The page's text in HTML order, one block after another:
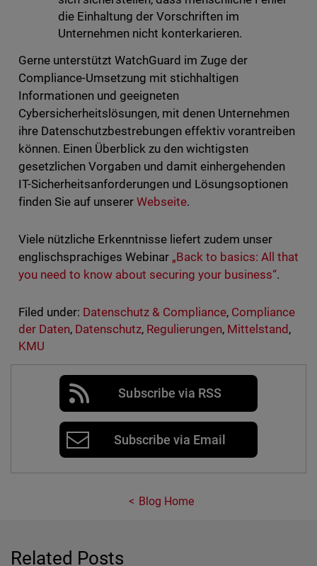
die Einhaltung der Vorschriften im
Unternehmen nicht konterkarieren.
Gerne unterstützt WatchGuard im Zuge der
Compliance-Umsetzung mit stichhaltigen
Informationen und geeigneten
Cybersicherheitslösungen, mit denen Unternehmen
ihre Datenschutzbestrebungen effektiv vorantreiben
können. Einen Überblick zu den wichtigsten
gesetzlichen Vorgaben und damit einhergehenden
IT-Sicherheitsanforderungen und Lösungsoptionen
finden Sie auf unserer Webseite.
Viele nützliche Erkenntnisse liefert zudem unser
englischsprachiges Webinar „Back to basics: All that
you need to know about securing your business“.
Filed under: Datenschutz & Compliance, Compliance
der Daten, Datenschutz, Regulierungen, Mittelstand ,
KMU
Subscribe via RSS
Subscribe via Email
Blog Home
Related Posts